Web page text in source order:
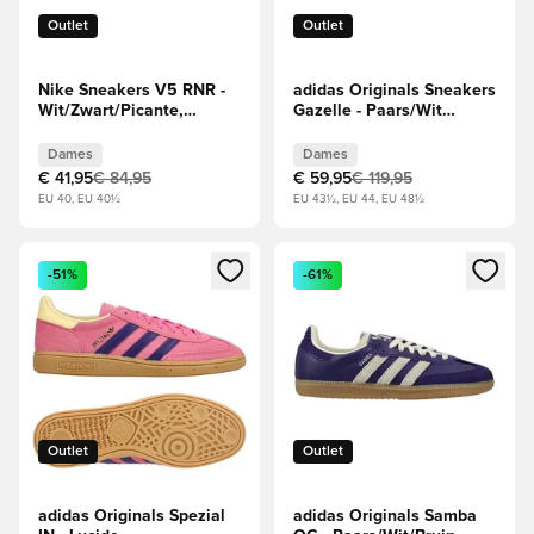
Outlet
Nike Sneakers V5 RNR -
Wit/Zwart/Picante,
Dames
€ 41,95€ 84,95
EU 40, EU 40½
Outlet
adidas Originals Sneakers
Gazelle - Paars/Wit
Dames
€ 59,95€ 119,95
EU 43½, EU 44, EU 48½
Opent een venster om in te loggen of je aan te melden als
Outlet
-51%
adidas Originals Spezial
Opent een venster om in te
Outlet
-61%
adidas Originals Samba